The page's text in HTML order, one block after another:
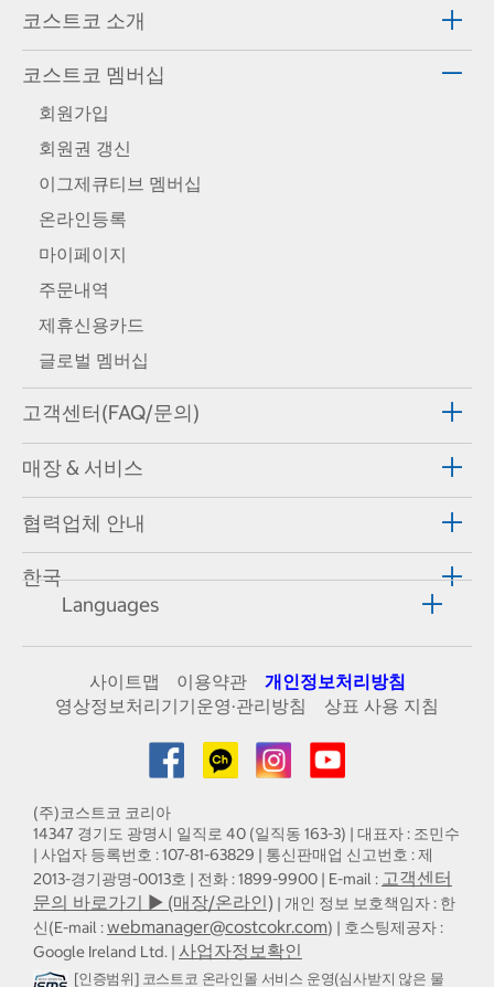
코스트코 소개
코스트코 멤버십
회원가입
회원권 갱신
이그제큐티브 멤버십
온라인등록
마이페이지
주문내역
제휴신용카드
글로벌 멤버십
고객센터(FAQ/문의)
매장 & 서비스
협력업체 안내
한국
Languages
사이트맵 이용약관
개인정보처리방침
영상정보처리기기운영·관리방침
상표 사용 지침
(주)코스트코 코리아
14347 경기도 광명시 일직로 40 (일직동 163-3) | 대표자 : 조민수
| 사업자 등록번호 : 107-81-63829 | 통신판매업 신고번호 : 제
2013-경기광명-0013호 | 전화 : 1899-9900 | E-mail : 고객센터
문의 바로가기 ▶ (매장/온라인) | 개인 정보 보호책임자 : 한
신(E-mail :webmanager@costcokr.com) | 호스팅제공자 :
Google Ireland Ltd. | 사업자정보확인
[인증범위] 코스트코 온라인몰 서비스 운영(심사받지 않은 물